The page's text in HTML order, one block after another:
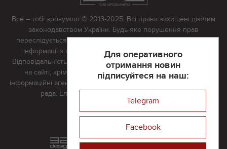
Для оперативного
отримання новин
підписуйтеся на наш:
Telegram
Facebook
Все – тобі зрозуміло © 2013-2025. Всі права захищені діючим
законодавством України. Будь-яке порушення прав
переслідується в судовому порядку. Будь-яке відтворення
інформації з сайту тільки з письмово дозволу редакції.
Відповідальність за достовірність усіх матеріалів, розміщених
на сайті, крім матеріалів, які містять посилання на інші
інформаційні агентства або інтернет-видання, несе редакційна
рада. Електронна пошта:
Реклама на сайті
Розроблений та підтримується